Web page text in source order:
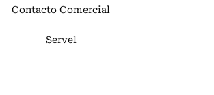
Contacto Comercial
Servel